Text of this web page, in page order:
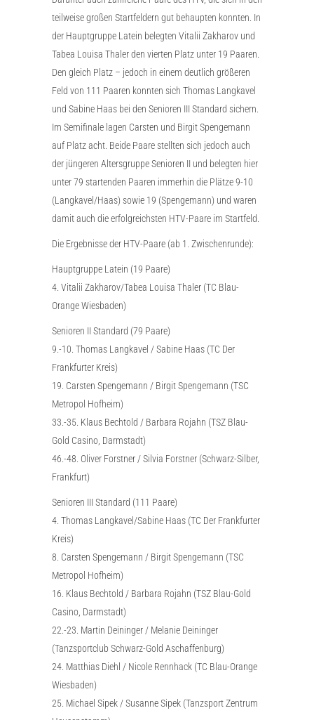
teilweise großen Startfeldern gut behaupten konnten. In
der Hauptgruppe Latein belegten Vitalii Zakharov und
Tabea Louisa Thaler den vierten Platz unter 19 Paaren.
Den gleich Platz – jedoch in einem deutlich größeren
Feld von 111 Paaren konnten sich Thomas Langkavel
und Sabine Haas bei den Senioren III Standard sichern.
Im Semifinale lagen Carsten und Birgit Spengemann
auf Platz acht. Beide Paare stellten sich jedoch auch
der jüngeren Altersgruppe Senioren II und belegten hier
unter 79 startenden Paaren immerhin die Plätze 9-10
(Langkavel/Haas) sowie 19 (Spengemann) und waren
damit auch die erfolgreichsten HTV-Paare im Startfeld.
Die Ergebnisse der HTV-Paare (ab 1. Zwischenrunde):
Hauptgruppe Latein (19 Paare)
4. Vitalii Zakharov/Tabea Louisa Thaler (TC Blau-
Orange Wiesbaden)
Senioren II Standard (79 Paare)
9.-10. Thomas Langkavel / Sabine Haas (TC Der
Frankfurter Kreis)
19. Carsten Spengemann / Birgit Spengemann (TSC
Metropol Hofheim)
33.-35. Klaus Bechtold / Barbara Rojahn (TSZ Blau-
Gold Casino, Darmstadt)
46.-48. Oliver Forstner / Silvia Forstner (Schwarz-Silber,
Frankfurt)
Senioren III Standard (111 Paare)
4. Thomas Langkavel/Sabine Haas (TC Der Frankfurter
Kreis)
8. Carsten Spengemann / Birgit Spengemann (TSC
Metropol Hofheim)
16. Klaus Bechtold / Barbara Rojahn (TSZ Blau-Gold
Casino, Darmstadt)
22.-23. Martin Deininger / Melanie Deininger
(Tanzsportclub Schwarz-Gold Aschaffenburg)
24. Matthias Diehl / Nicole Rennhack (TC Blau-Orange
Wiesbaden)
25. Michael Sipek / Susanne Sipek (Tanzsport Zentrum